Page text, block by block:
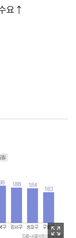
요↑